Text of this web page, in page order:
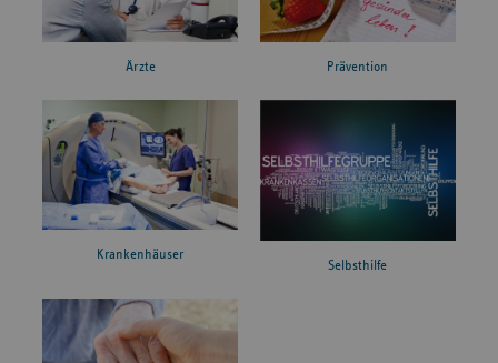
Ärzte Prävention
Krankenhäuser
Selbsthilfe